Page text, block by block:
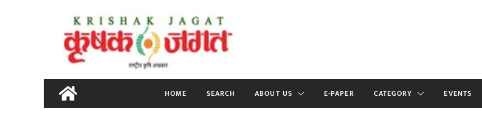
content
HOME SEARCH ABOUT US E-PAPER CATEGORY EVENTS